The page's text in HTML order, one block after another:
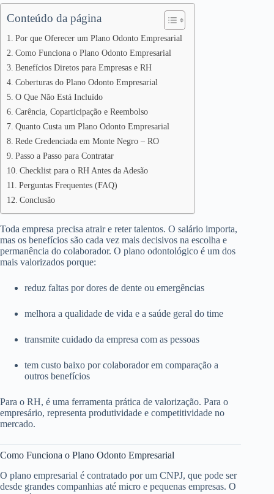
Conteúdo da página
Por que Oferecer um Plano Odonto Empresarial
Como Funciona o Plano Odonto Empresarial
Benefícios Diretos para Empresas e RH
Coberturas do Plano Odonto Empresarial
O Que Não Está Incluído
Carência, Coparticipação e Reembolso
Quanto Custa um Plano Odonto Empresarial
Rede Credenciada em Monte Negro – RO
Passo a Passo para Contratar
Checklist para o RH Antes da Adesão
Perguntas Frequentes (FAQ)
Conclusão
Toda empresa precisa atrair e reter talentos. O salário importa,
mas os benefícios são cada vez mais decisivos na escolha e
permanência do colaborador. O plano odontológico é um dos
mais valorizados porque:
reduz faltas por dores de dente ou emergências
melhora a qualidade de vida e a saúde geral do time
transmite cuidado da empresa com as pessoas
tem custo baixo por colaborador em comparação a
outros benefícios
Para o RH, é uma ferramenta prática de valorização. Para o
empresário, representa produtividade e competitividade no
mercado.
Como Funciona o Plano Odonto Empresarial
O plano empresarial é contratado por um CNPJ, que pode ser
desde grandes companhias até micro e pequenas empresas. O